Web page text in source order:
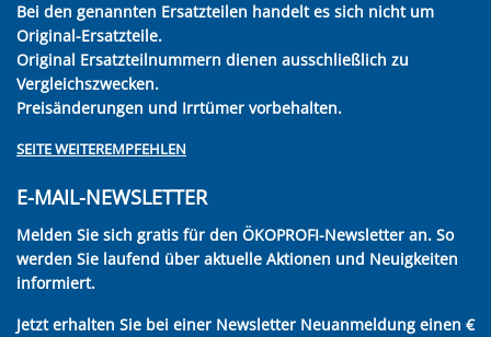
Bei den genannten Ersatzteilen handelt es sich nicht um
Original-Ersatzteile.
Original Ersatzteilnummern dienen ausschließlich zu
Vergleichszwecken.
Preisänderungen und Irrtümer vorbehalten.
SEITE WEITEREMPFEHLEN
E-MAIL-NEWSLETTER
Melden Sie sich gratis für den ÖKOPROFI-Newsletter an. So
werden Sie laufend über aktuelle Aktionen und Neuigkeiten
informiert.
Jetzt erhalten Sie bei einer Newsletter Neuanmeldung einen €